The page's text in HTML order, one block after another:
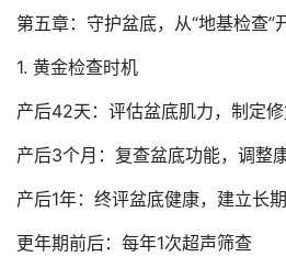
第五章：守护盆底，从“地基检查”
1. 黄金检查时机
产后42天：评估盆底肌力，制定
产后3个月：复查盆底功能，调整
产后1年：终评盆底健康，建立长
更年期前后：每年1次超声筛查